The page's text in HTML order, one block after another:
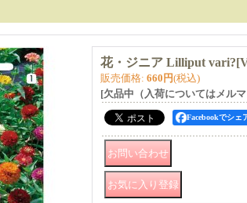
花・ジニア Lilliput vari?[
販売価格: 660円(税込)
[欠品中（入荷についてはメル
Facebookでシェ